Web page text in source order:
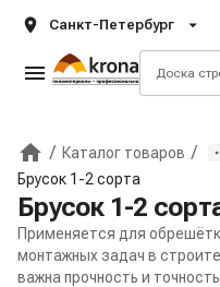
Санкт-Петербург
Главная
/ Каталог товаров /
Брусок 1-2 сорта
Брусок 1-2
Применяется для
монтажных задач в
важна прочность и